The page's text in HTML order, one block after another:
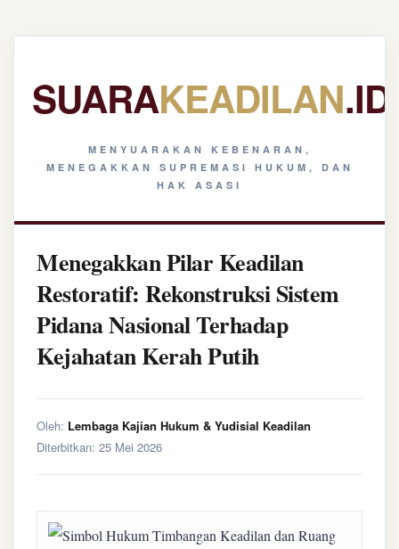
SUARAKEADILAN.ID
MENYUARAKAN KEBENARAN,
MENEGAKKAN SUPREMASI HUKUM, DAN
HAK ASASI
Menegakkan Pilar Keadilan
Restoratif: Rekonstruksi Sistem
Pidana Nasional Terhadap
Kejahatan Kerah Putih
Oleh: Lembaga Kajian Hukum & Yudisial Keadilan
Diterbitkan: 25 Mei 2026